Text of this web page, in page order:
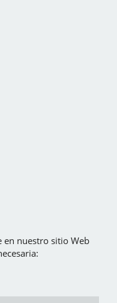
en nuestro sitio Web